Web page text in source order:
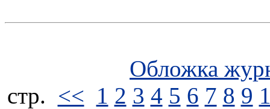
Обложка
стp. << 1 2 3 4 5 6 7 8 9